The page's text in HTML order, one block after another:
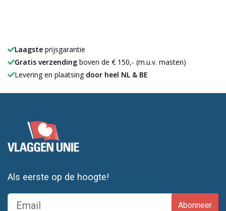
Laagste prijsgarantie
Gratis verzending boven de € 150,- (m.u.v. masten)
Levering en plaatsing door heel NL & BE
Als eerste op de hoogte!
Abonneer